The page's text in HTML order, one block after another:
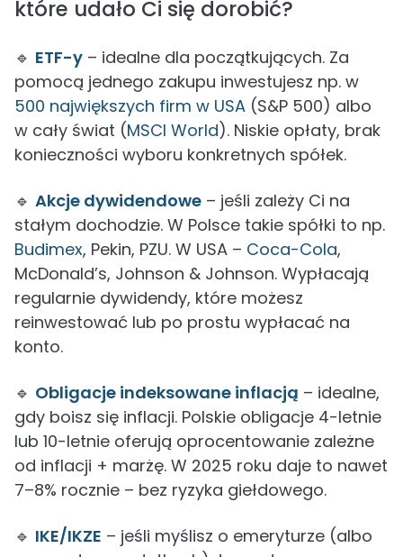
które udało Ci się dorobić?
🔹 ETF-y – idealne dla początkujących. Za
pomocą jednego zakupu inwestujesz np. w
500 największych firm w USA (S&P 500) albo
w cały świat (MSCI World). Niskie opłaty, brak
konieczności wyboru konkretnych spółek.
🔹 Akcje dywidendowe – jeśli zależy Ci na
stałym dochodzie. W Polsce takie spółki to np.
Budimex, Pekin, PZU. W USA – Coca-Cola,
McDonald’s, Johnson & Johnson. Wypłacają
regularnie dywidendy, które możesz
reinwestować lub po prostu wypłacać na
konto.
🔹 Obligacje indeksowane inflacją – idealne,
gdy boisz się inflacji. Polskie obligacje 4-letnie
lub 10-letnie oferują oprocentowanie zależne
od inflacji + marżę. W 2025 roku daje to nawet
7–8% rocznie – bez ryzyka giełdowego.
🔹 IKE/IKZE – jeśli myślisz o emeryturze (albo